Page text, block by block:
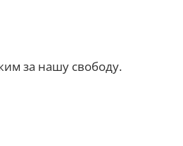
за нашу свободу.